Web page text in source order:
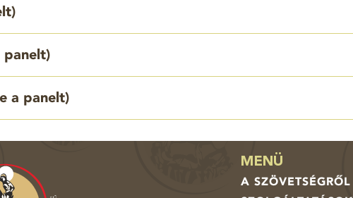
)
panelt)
a panelt)
MENÜ
A SZÖVETSÉGRŐL